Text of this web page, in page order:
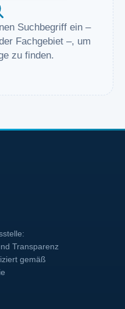
Suchbegriff ein –
Fachgebiet –, um
zu finden.
Transparenz
gemäß